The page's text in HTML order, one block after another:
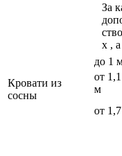
За
х ,
Кровати из
сосны
до 1
от
м
от